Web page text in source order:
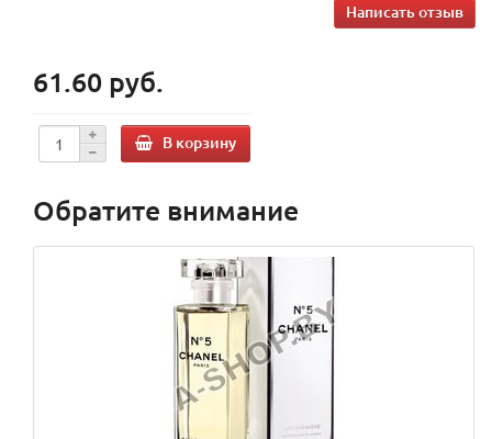
Написать отзыв
61.60 руб.
В корзину
Обратите внимание